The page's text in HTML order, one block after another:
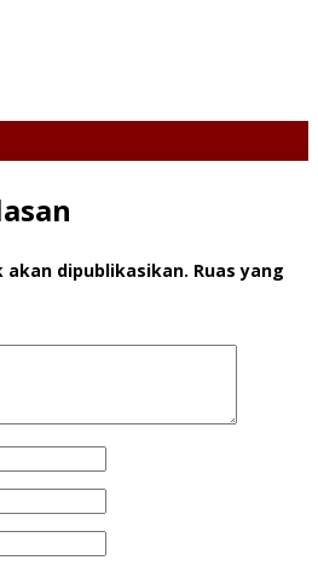
dipublikasikan. Ruas yang